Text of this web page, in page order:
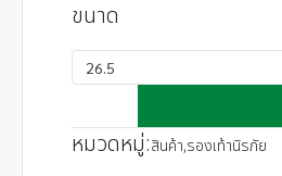
ขนาด
26.5
หมวดหมู่:สินค้า,รองเท้านิรภัย